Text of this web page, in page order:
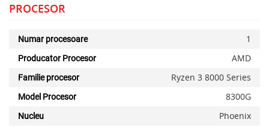
PROCESOR
Numar procesoare 1
Producator Procesor AMD
Familie procesor Ryzen 3 8000 Series
Model Procesor 8300G
Nucleu Phoenix